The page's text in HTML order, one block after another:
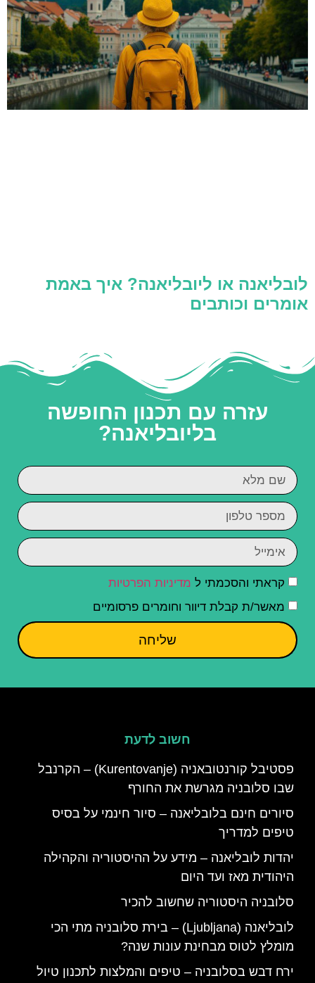
לובליאנה או ליובליאנה? איך באמת
אומרים וכותבים
עזרה עם תכנון החופשה
בליובליאנה?
קראתי והסכמתי ל מדיניות הפרטיות
מאשר/ת קבלת דיוור וחומרים פרסומיים
שליחה
חשוב לדעת
פסטיבל קורנטובאניה (Kurentovanje) – הקרנבל
שבו סלובניה מגרשת את החורף
סיורים חינם בלובליאנה – סיור חינמי על בסיס
טיפים למדריך
יהדות לובליאנה – מידע על ההיסטוריה והקהילה
היהודית מאז ועד היום
סלובניה היסטוריה שחשוב להכיר
לובליאנה (Ljubljana) – בירת סלובניה מתי הכי
מומלץ לטוס מבחינת עונות שנה?
ירח דבש בסלובניה – טיפים והמלצות לתכנון טיול